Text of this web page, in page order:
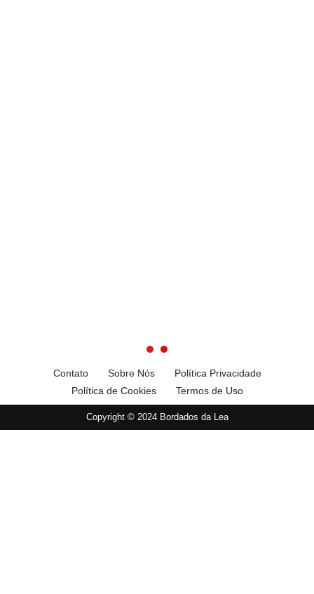
Contato Sobre Nós
Política Privacidade
Política de Cookies
Termos de Uso
Copyright © 2024 Bordados da Lea